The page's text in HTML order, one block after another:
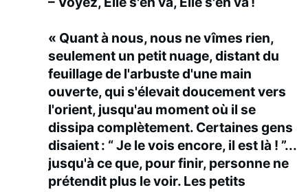
« Quant à nous, nous ne vîmes rien,
seulement un petit nuage, distant du
feuillage de l'arbuste d'une main
ouverte, qui s'élevait doucement vers
l'orient, jusqu'au moment où il se
dissipa complètement. Certaines gens
disaient : “ Je le vois encore, il est là ! ”...
jusqu'à ce que, pour finir, personne ne
prétendit plus le voir. Les petits